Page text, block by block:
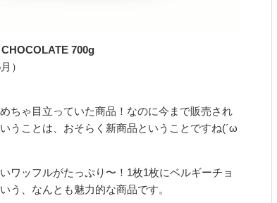
700g
）
ちゃ目立っていた商品！なのに今まで販売され
うことは、おそらく新商品ということですね(´ω
ワッフルがたっぷり〜！1枚1枚にベルギーチョ
う、なんとも魅力的な商品です。